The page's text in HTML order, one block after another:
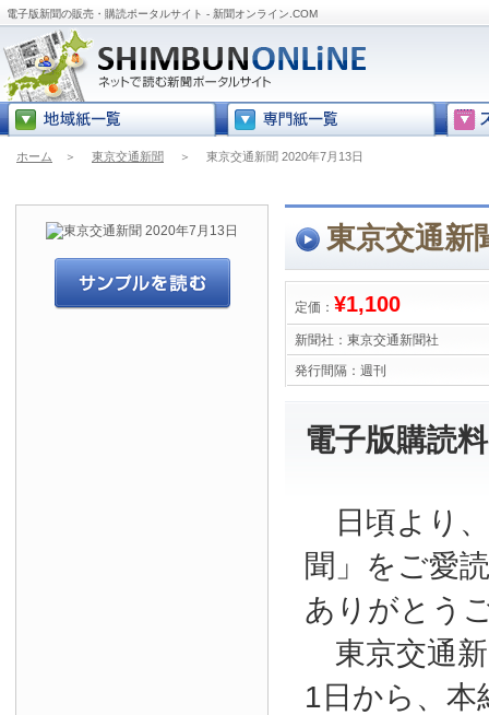
電子版新聞の販売・購読ポータルサイト - 新聞オンライン.COM
ホーム ＞ 東京交通新聞 ＞ 東京交通新聞 2020年7月13日
東京交通新
定価： ¥1,100
新聞社： 東京交通新聞社
発行間隔： 週刊
電子版購読
日頃より
聞」をご愛
ありがとう
東京交通
1日から、本